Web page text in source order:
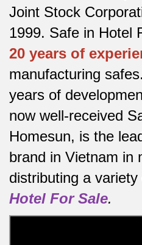
Joint Stock
1999. Safe in Hotel
20 years of
manufacturing safes.
years of
now well-received
Homesun, is the
brand in Vietnam in
distributing a
Hotel For Sale.